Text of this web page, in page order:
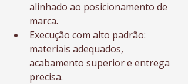
alinhado ao posicionamento de
marca.
Execução com alto padrão:
materiais adequados,
acabamento superior e entrega
precisa.